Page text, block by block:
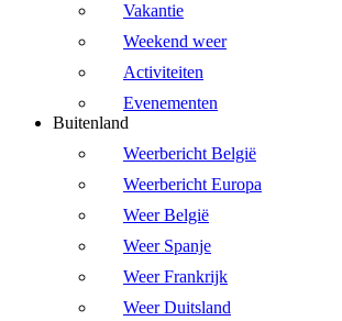
Vakantie
Weekend weer
Activiteiten
Evenementen
Buitenland
Weerbericht België
Weerbericht Europa
Weer België
Weer Spanje
Weer Frankrijk
Weer Duitsland